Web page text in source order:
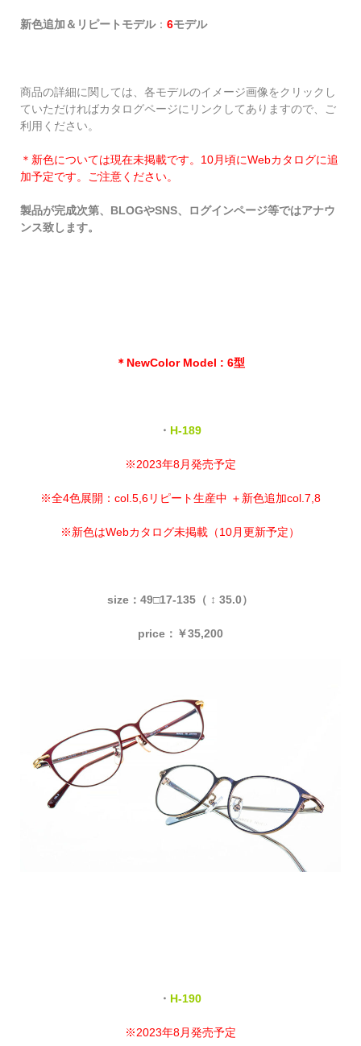
新色追加＆リピートモデル：6モデル
商品の詳細に関しては、各モデルのイメージ画像をクリックし
ていただければカタログページにリンクしてありますので、ご
利用ください。
＊新色については現在未掲載です。10月頃にWebカタログに追
加予定です。ご注意ください。
製品が完成次第、BLOGやSNS、ログインページ等ではアナウ
ンス致します。
＊NewColor Model : 6型
・ H-189
※2023年8月発売予定
※全4色展開：col.5,6リピート生産中 ＋新色追加col.7,8
※新色はWebカタログ未掲載（10月更新予定）
size：49□17-135（ ↕ 35.0）
price：￥35,200
・ H-190
※2023年8月発売予定